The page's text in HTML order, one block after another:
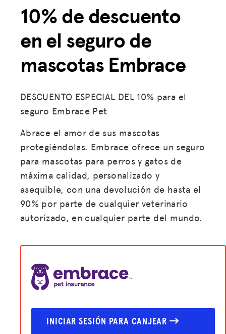
10% de descuento
en el seguro de
mascotas Embrace
DESCUENTO ESPECIAL DEL 10% para el
seguro Embrace Pet
Abrace el amor de sus mascotas
protegiéndolas. Embrace ofrece un seguro
para mascotas para perros y gatos de
máxima calidad, personalizado y
asequible, con una devolución de hasta el
90% por parte de cualquier veterinario
autorizado, en cualquier parte del mundo.
INICIAR SESIÓN PARA CANJEAR